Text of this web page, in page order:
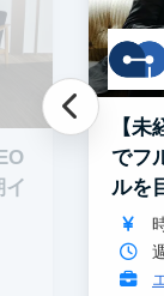
【
でフ
ルを
ン！